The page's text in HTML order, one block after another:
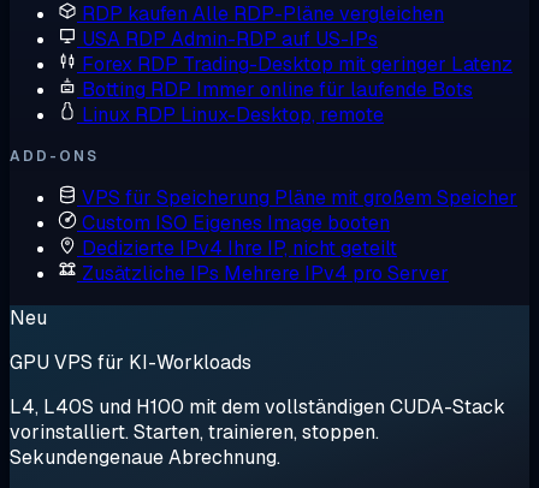
RDP kaufen Alle RDP-Pläne vergleichen
USA RDP Admin-RDP auf US-IPs
Forex RDP Trading-Desktop mit geringer Latenz
Botting RDP Immer online für laufende Bots
Linux RDP Linux-Desktop, remote
ADD-ONS
VPS für Speicherung Pläne mit großem Speicher
Custom ISO Eigenes Image booten
Dedizierte IPv4 Ihre IP, nicht geteilt
Zusätzliche IPs Mehrere IPv4 pro Server
Neu
GPU VPS für KI-Workloads
L4, L40S und H100 mit dem vollständigen CUDA-Stack
vorinstalliert. Starten, trainieren, stoppen.
Sekundengenaue Abrechnung.